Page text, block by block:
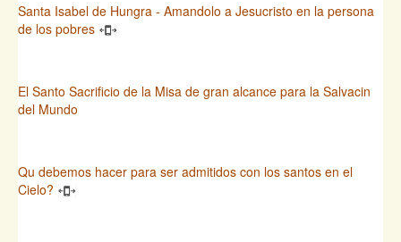
Santa Isabel de Hungra - Amandolo a Jesucristo en la persona
de los pobres
El Santo Sacrificio de la Misa de gran alcance para la Salvacin
del Mundo
Qu debemos hacer para ser admitidos con los santos en el
Cielo?